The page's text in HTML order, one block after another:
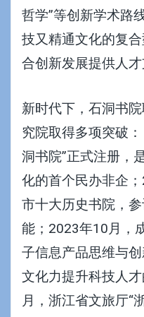
哲学”等创新学术路
技又精通文化的复
合创新发展提供人才
新时代下，石洞书
究院取得多项突破
洞书院”正式注册，
化的首个民办非企
市十大历史书院，
能；2023年10月，
子信息产品思维与
文化力提升科技人
月，浙江省文旅厅“